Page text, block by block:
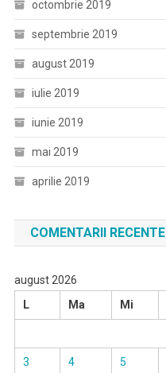
octombrie 2019
septembrie 2019
august 2019
iulie 2019
iunie 2019
mai 2019
aprilie 2019
COMENTARII RECENTE
august 2026
L
Ma Mi
3 4 5